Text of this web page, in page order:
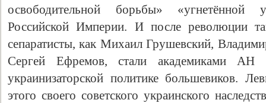
освободительной борьбы» «угнетённой
Российской Империи. И после революции
сепаратисты, как Михаил Грушевский,
Сергей Ефремов, стали академиками АН
украинизаторской политике большевиков.
этого своего советского украинского